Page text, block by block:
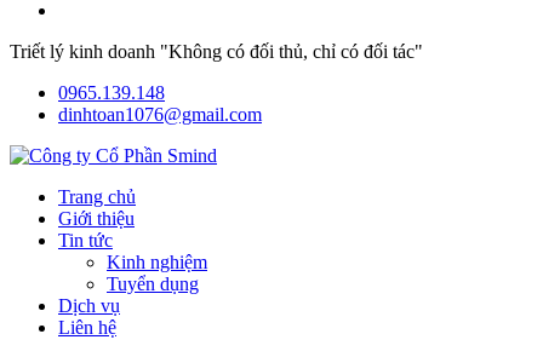
Triết lý kinh doanh "Không có đối thủ, chỉ có đối tác"
0965.139.148
dinhtoan1076@gmail.com
Trang chủ
Giới thiệu
Tin tức
Kinh nghiệm
Tuyển dụng
Dịch vụ
Liên hệ